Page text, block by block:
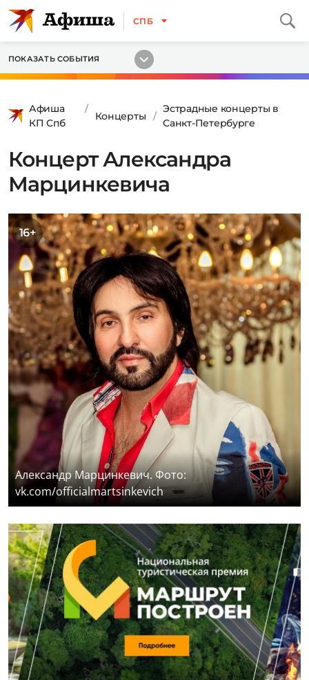
СПБ
ПОКАЗАТЬ СОБЫТИЯ
Афиша
КП Спб
Концерты
Эстрадные концерты в
Санкт-Петербурге
Концерт Александра
Марцинкевича
16+
Александр Марцинкевич. Фото:
vk.com/officialmartsinkevich